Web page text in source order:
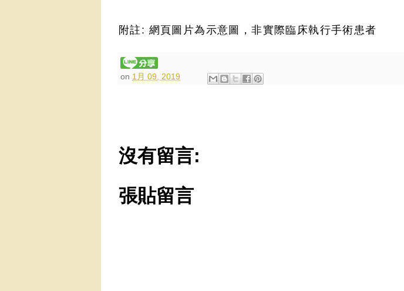
附註: 網頁圖片為示意圖 ，非實際臨床執行手術患者
on 1月 09, 2019
沒有留言:
張貼留言